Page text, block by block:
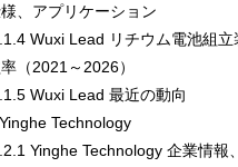
、アプリケーション
（2021～2026）
9.1.5 Wuxi Lead 最近の動向
Yinghe Technology